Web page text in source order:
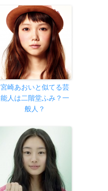
宮崎あおいと似てる芸
能人は二階堂ふみ？一
般人？